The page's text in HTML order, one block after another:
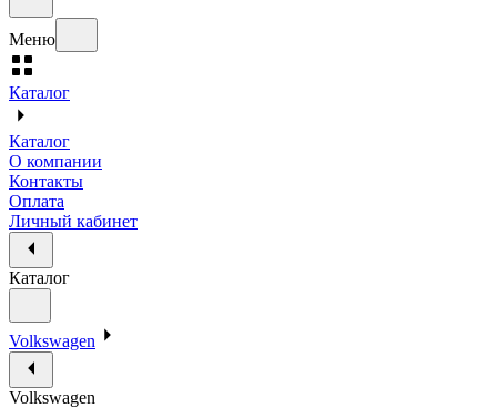
Меню
Каталог
Каталог
О компании
Контакты
Оплата
Личный кабинет
Каталог
Volkswagen
Volkswagen